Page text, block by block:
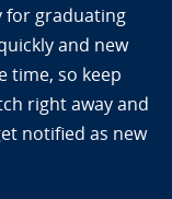
for graduating
and new
time, so keep
right away and
notified as new